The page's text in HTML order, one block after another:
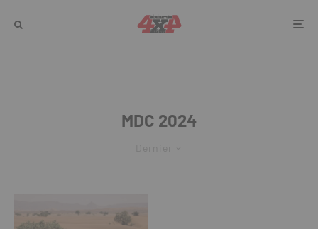
MDC 2024